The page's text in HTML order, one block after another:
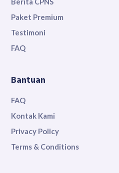
Paket Premium
Testimoni
FAQ
Bantuan
FAQ
Kontak Kami
Privacy Policy
Terms & Conditions